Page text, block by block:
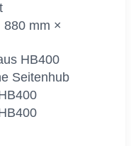
880 mm ×
HB400
Sei­ten­hub